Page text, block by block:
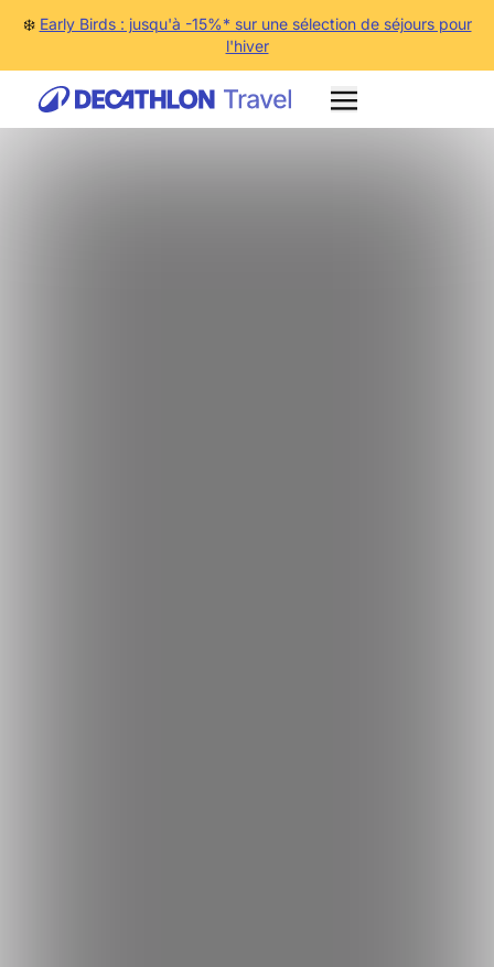
❄️ Early Birds : jusqu'à -15%* sur une sélection de séjours pour
l'hiver